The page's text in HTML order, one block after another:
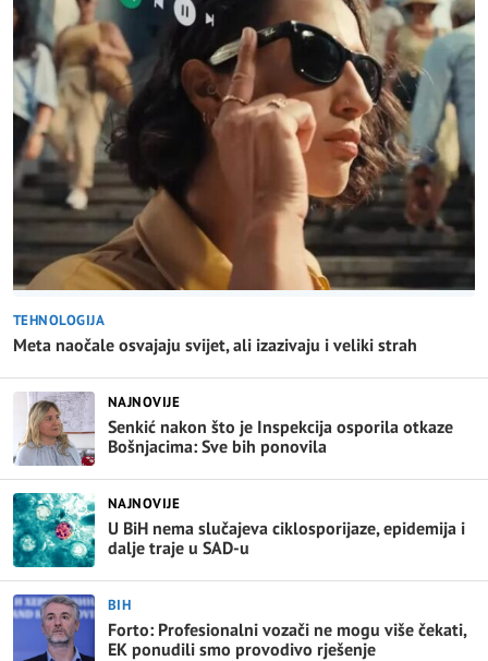
TEHNOLOGIJA
Meta naočale osvajaju svijet, ali izazivaju i veliki strah
NAJNOVIJE
Senkić nakon što je Inspekcija osporila otkaze
Bošnjacima: Sve bih ponovila
NAJNOVIJE
U BiH nema slučajeva ciklosporijaze, epidemija i
dalje traje u SAD-u
BIH
Forto: Profesionalni vozači ne mogu više čekati,
EK ponudili smo provodivo rješenje